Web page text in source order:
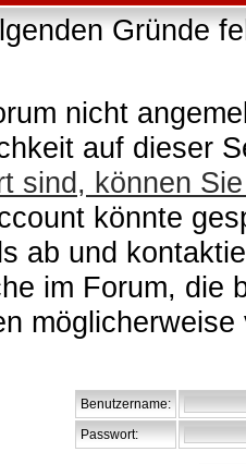
Gründe
nicht
auf dieser
sind, können
könnte
ab und
im Forum, die
Benutzername:
Passwort: